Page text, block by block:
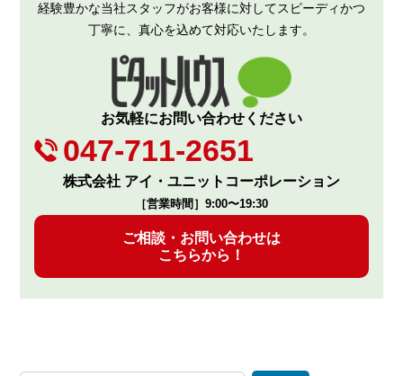
経験豊かな当社スタッフがお客様に対してスピーディかつ
丁寧に、真心を込めて対応いたします。
お気軽にお問い合わせください
047-711-2651
株式会社 アイ・ユニットコーポレーション
［営業時間］9:00〜19:30
ご相談・お問い合わせは
こちらから！